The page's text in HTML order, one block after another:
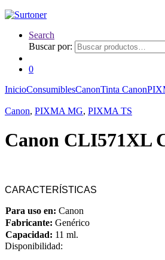
Search
Buscar por:
0
InicioConsumiblesCanonTinta Canon
Canon, PIXMA MG, PIXMA TS
Canon CLI571XL
CARACTERÍSTICAS
Para uso en: Canon
Fabricante: Genérico
Capacidad: 11 ml.
Disponibilidad: